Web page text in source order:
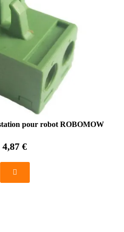
pour robot ROBOMOW
4,87 €